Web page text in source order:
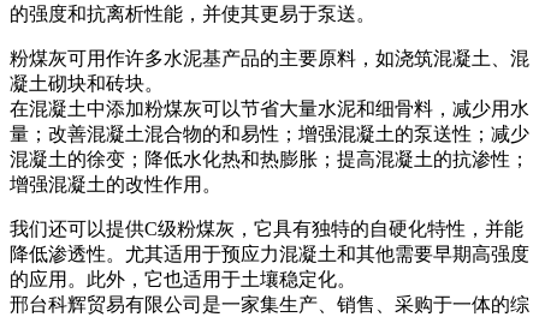
的强度和抗离析性能，并使其更易于泵送。
粉煤灰可用作许多水泥基产品的主要原料，如浇筑混凝土、混
凝土砌块和砖块。
在混凝土中添加粉煤灰可以节省大量水泥和细骨料，减少用水
量；改善混凝土混合物的和易性；增强混凝土的泵送性；减少
混凝土的徐变；降低水化热和热膨胀；提高混凝土的抗渗性；
增强混凝土的改性作用。
我们还可以提供C级粉煤灰，它具有独特的自硬化特性，并能
降低渗透性。尤其适用于预应力混凝土和其他需要早期高强度
的应用。此外，它也适用于土壤稳定化。
邢台科辉贸易有限公司是一家集生产、销售、采购于一体的综